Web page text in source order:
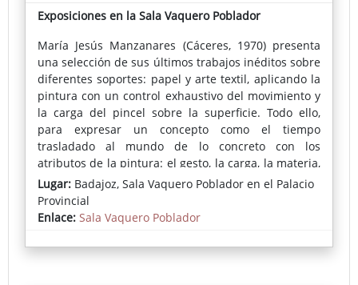
Exposiciones en la Sala Vaquero Poblador
María Jesús Manzanares (Cáceres, 1970) presenta
una selección de sus últimos trabajos inéditos sobre
diferentes soportes: papel y arte textil, aplicando la
pintura con un control exhaustivo del movimiento y
la carga del pincel sobre la superficie. Todo ello,
para expresar un concepto como el tiempo
trasladado al mundo de lo concreto con los
atributos de la pintura: el gesto, la carga, la materia,
las capas y sus transparencias, la opacidad y la
pintura que narra prescindiendo, en ocasiones, de
la figura.
Lugar: Badajoz, Sala Vaquero Poblador en el Palacio
Provincial
Enlace: Sala Vaquero Poblador